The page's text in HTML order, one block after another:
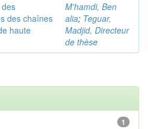
des chaînes
haute
M'hamdi, Ben
alia; Teguar,
Madjid, Directeur
de thèse
1